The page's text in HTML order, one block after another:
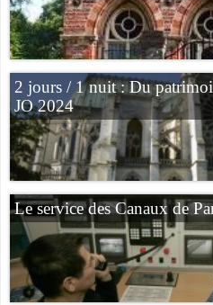
2 jours / 1 nuit : Du
JO 2024
Le service des Canaux de